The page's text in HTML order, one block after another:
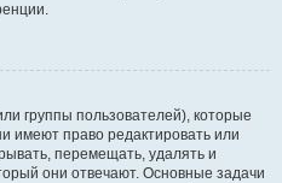
группы пользователей), которые
имеют право редактировать или
перемещать, удалять и
они отвечают. Основные задачи